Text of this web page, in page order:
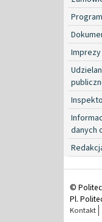
Imprezy
danych
©
Pl.
Kontakt